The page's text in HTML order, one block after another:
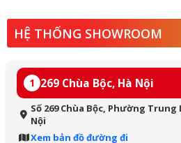
HỆ THỐNG SHOWROOM
1 269 Chùa Bộc, Hà Nội
Số 269 Chùa Bộc, Phường
Nội
Xem bản đồ đường đi